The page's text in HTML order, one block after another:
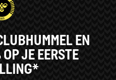
EN
JE EERSTE